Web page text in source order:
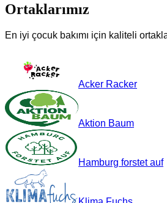
Ortaklarımız
En iyi çocuk bakımı için kaliteli
Acker Racker
Aktion Baum
Hamburg forstet auf